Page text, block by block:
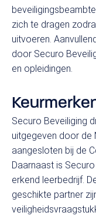
Predictive
zich te dragen
uitvoeren.
door Securo
en opleidingen.
Securo Beveiliging
uitgegeven door de
aangesloten bij de
Daarnaast is
erkend leerbedrijf.
geschikte partner